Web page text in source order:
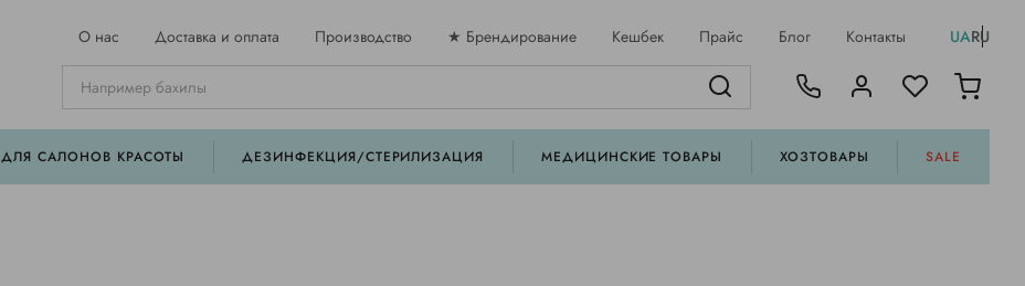
О нас Доставка и оплата Производство ★ Брендирование Кешбек Прайс Блог Контакты UARU
ДЛЯ САЛОНОВ КРАСОТЫ ДЕЗИНФЕКЦИЯ/СТЕРИЛИЗАЦИЯ МЕДИЦИНСКИЕ ТОВАРЫ ХОЗТОВАРЫ SALE